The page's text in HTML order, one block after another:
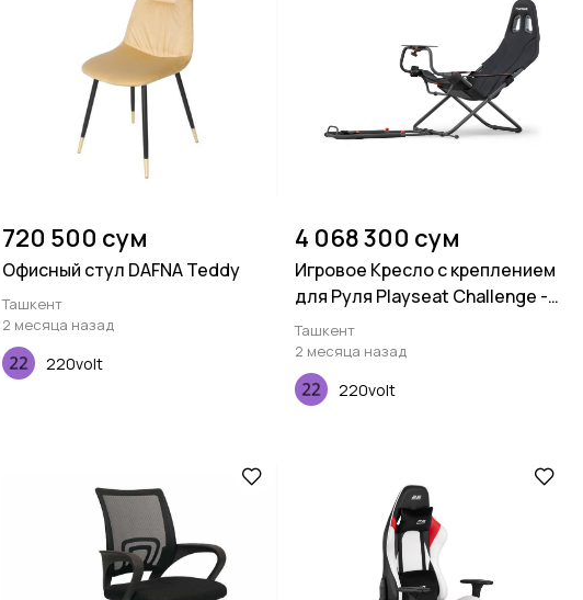
720 500 сум
Офисный стул DAFNA Teddy
Ташкент
2 месяца назад
220volt
4 068 300 сум
Игровое Кресло с креплением
для Руля Playseat Challenge -
ActiFit
Ташкент
2 месяца назад
220volt